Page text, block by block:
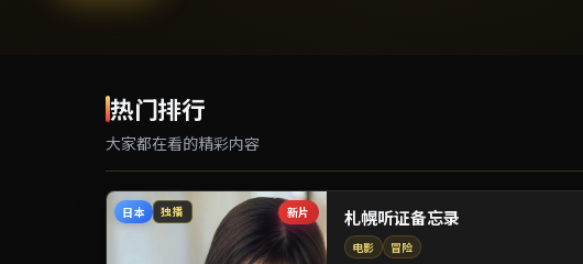
热门排行
大家都在看的精彩内容
新片
日本 独播 札幌听证备忘录
电影 冒险